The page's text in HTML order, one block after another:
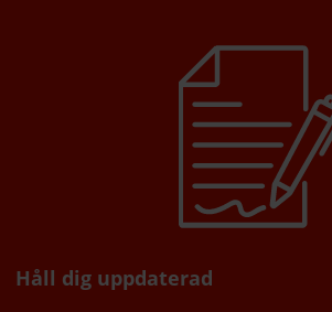
Håll dig uppdaterad